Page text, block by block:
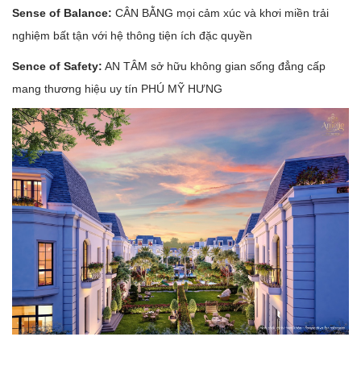
Sense of Balance: CÂN BẰNG mọi cảm xúc và khơi miền trải
nghiệm bất tận với hệ thông tiện ích đặc quyền
Sence of Safety: AN TÂM sở hữu không gian sống đẳng cấp
mang thương hiệu uy tín PHÚ MỸ HƯNG